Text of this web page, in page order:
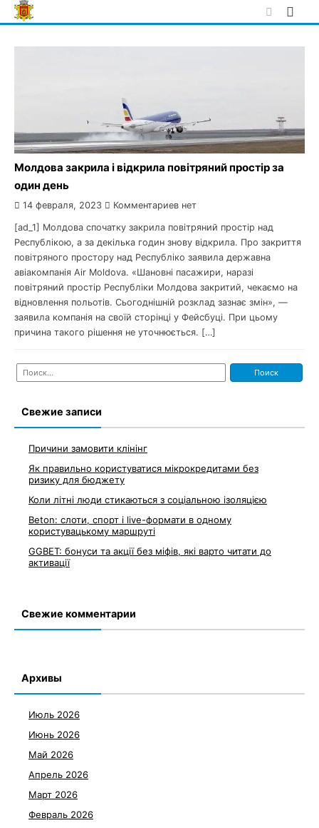
Skip
to
Молдова закрила і відкрила повітряний простір за
один день
14 февраля, 2023 Комментариев нет
[ad_1] Молдова спочатку закрила повітряний простір над
Республікою, а за декілька годин знову відкрила. Про закриття
повітряного простору над Республіко заявила державна
авіакомпанія Air Moldova. «Шановні пасажири, наразі
повітряний простір Республіки Молдова закритий, чекаємо на
відновлення польотів. Сьогоднішній розклад зазнає змін», —
заявила компанія на своїй сторінці у Фейсбуці. При цьому
причина такого рішення не уточнюється. […]
Найти:
Свежие записи
Причини замовити клінінг
Як правильно користуватися мікрокредитами без
ризику для бюджету
Коли літні люди стикаються з соціальною ізоляцією
Beton: слоти, спорт і live-формати в одному
користувацькому маршруті
GGBET: бонуси та акції без міфів, які варто читати до
активації
Свежие комментарии
Архивы
Июль 2026
Июнь 2026
Май 2026
Апрель 2026
Март 2026
Февраль 2026